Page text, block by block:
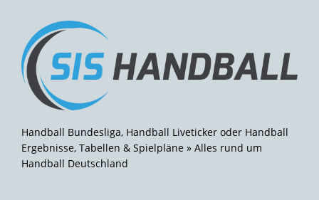
Handball Bundesliga, Handball Liveticker oder Handball
Ergebnisse, Tabellen & Spielpläne » Alles rund um
Handball Deutschland